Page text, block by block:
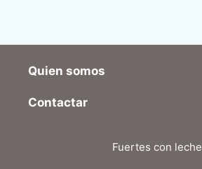
Quien somos
Contactar
Fuertes con leche